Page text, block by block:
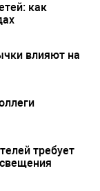
как
влияют на
требует